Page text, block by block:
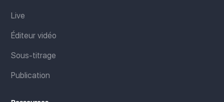
Live
Éditeur vidéo
Sous-titrage
Publication